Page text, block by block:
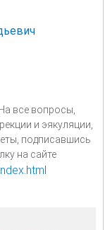
все вопросы,
и эякуляции,
подписавшись
на сайте